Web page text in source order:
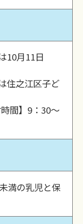
10月11日
住之江区子ど
時間】9：30～
満の乳児と保